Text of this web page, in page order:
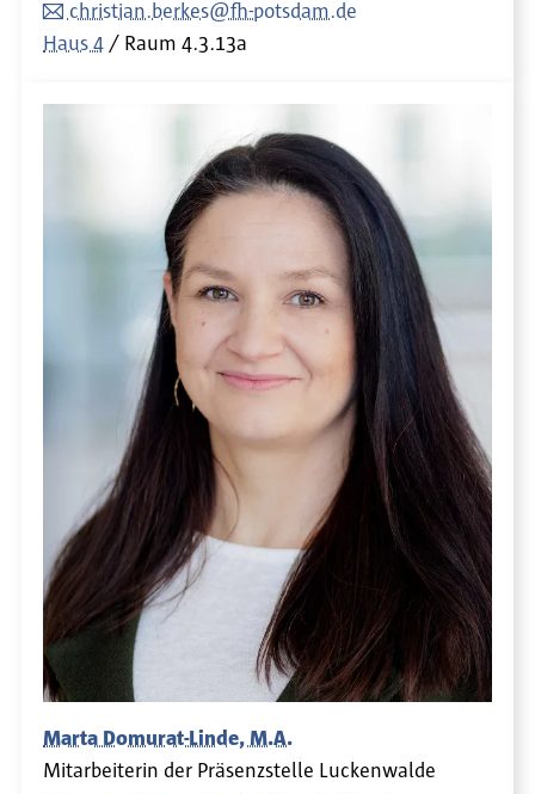
christian.berkes@fh-potsdam.de
Haus 4
Raum 4.3.13a
Marta Domurat-Linde, M.A.
Mitarbeiterin der Präsenzstelle Luckenwalde